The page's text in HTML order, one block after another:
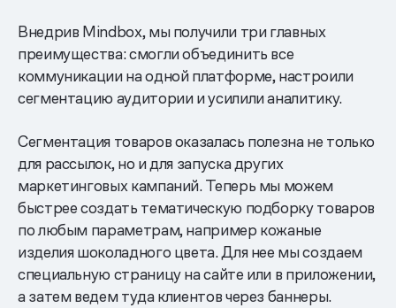
Внедрив Mindbox, мы получили три главных
преимущества: смогли объединить все
коммуникации на одной платформе, настроили
сегментацию аудитории и усилили аналитику.
Сегментация товаров оказалась полезна не только
для рассылок, но и для запуска других
маркетинговых кампаний. Теперь мы можем
быстрее создать тематическую подборку товаров
по любым параметрам, например кожаные
изделия шоколадного цвета. Для нее мы создаем
специальную страницу на сайте или в приложении,
а затем ведем туда клиентов через баннеры.